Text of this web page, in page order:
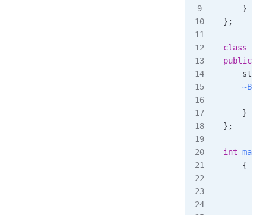
    }
};
class
public:
    ~B
    }
};
int main
    {